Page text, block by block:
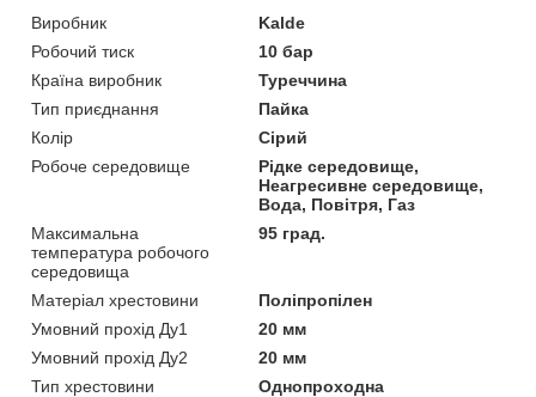
Виробник
Kalde
Робочий тиск
10 бар
Країна виробник
Туреччина
Тип приєднання
Пайка
Колір
Сірий
Робоче середовище
Рідке середовище,
Неагресивне середовище,
Вода, Повітря, Газ
Максимальна
температура робочого
середовища
95 град.
Матеріал хрестовини
Поліпропілен
Умовний прохід Ду1
20 мм
Умовний прохід Ду2
20 мм
Тип хрестовини
Однопроходна